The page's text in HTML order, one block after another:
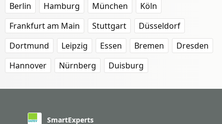
Berlin Hamburg München
Köln
Frankfurt am Main
Stuttgart
Düsseldorf
Dortmund
Leipzig Essen Bremen
Dresden
Hannover
Nürnberg Duisburg
SmartExperts